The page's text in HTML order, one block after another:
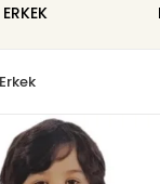
ERKEK